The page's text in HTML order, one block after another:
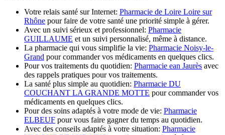
Votre relais santé sur Internet: Pharmacie de Loire Loire sur
Rhône pour faire de votre santé une priorité simple à gérer.
Avec un suivi sérieux et professionnel: Pharmacie
GUILLAUME et un suivi personnalisé, même à distance.
La pharmacie qui vous simplifie la vie: Pharmacie Noisy-le-
Grand pour commander vos médicaments en quelques clics.
Pour vos traitements du quotidien: Pharmacie ean Jaurès avec
des rappels pratiques pour vos traitements.
La santé plus simple au quotidien: Pharmacie DU
COUCHANT LA GRANDE MOTTE pour commander vos
médicaments en quelques clics.
Pour des soins adaptés à votre mode de vie: Pharmacie
ELBEUF pour vous faire gagner du temps au quotidien.
Avec des conseils adaptés à votre situation: Pharmacie